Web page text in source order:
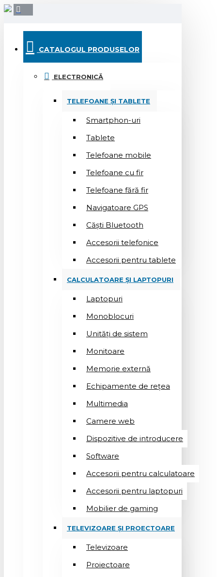
CATALOGUL PRODUSELOR
ELECTRONICĂ
TELEFOANE ȘI TABLETE
Smartphon-uri
Tablete
Telefoane mobile
Telefoane cu fir
Telefoane fără fir
Navigatoare GPS
Căști Bluetooth
Accesorii telefonice
Accesorii pentru tablete
CALCULATOARE ȘI LAPTOPURI
Laptopuri
Monoblocuri
Unități de sistem
Monitoare
Memorie externă
Echipamente de rețea
Multimedia
Camere web
Dispozitive de introducere
Software
Accesorii pentru calculatoare
Accesorii pentru laptopuri
Mobilier de gaming
TELEVIZOARE ȘI PROECTOARE
Televizoare
Proiectoare